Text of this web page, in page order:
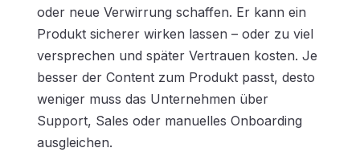
oder neue Verwirrung schaffen. Er kann ein
Produkt sicherer wirken lassen – oder zu viel
versprechen und später Vertrauen kosten. Je
besser der Content zum Produkt passt, desto
weniger muss das Unternehmen über
Support, Sales oder manuelles Onboarding
ausgleichen.